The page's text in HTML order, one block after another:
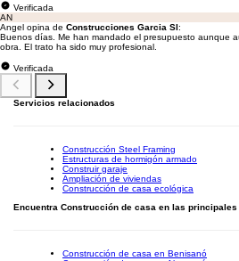
Verificada
AN
Angel opina de Construcciones Garcia Sl:
Buenos días. Me han mandado el presupuesto aunque
obra. El trato ha sido muy profesional.
Verificada
Servicios relacionados
Construcción Steel Framing
Estructuras de hormigón armado
Construir garaje
Ampliación de viviendas
Construcción de casa ecológica
Encuentra Construcción de casa en las
Construcción de casa en Benisanó